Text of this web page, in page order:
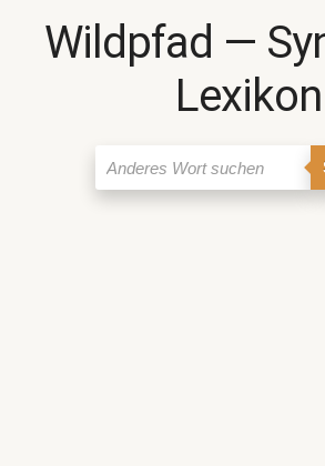
Wildpfad ―
Lexikon